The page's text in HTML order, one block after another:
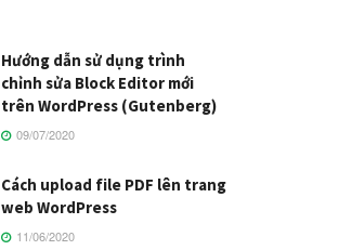
Hướng dẫn sử dụng trình
chỉnh sửa Block Editor mới
trên WordPress (Gutenberg)
09/07/2020
Cách upload file PDF lên trang
web WordPress
11/06/2020